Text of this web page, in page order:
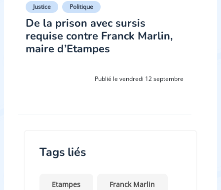
Justice Politique
De la prison avec sursis
requise contre Franck Marlin,
maire d’Etampes
Publié le vendredi 12 septembre
Tags liés
Etampes Franck Marlin